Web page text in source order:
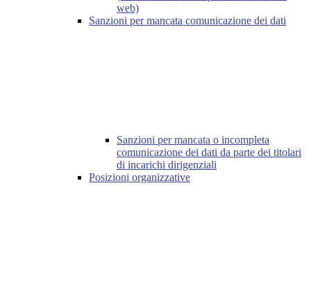
web)
Sanzioni per mancata comunicazione dei dati
Sanzioni per mancata o incompleta
comunicazione dei dati da parte dei titolari
di incarichi dirigenziali
Posizioni organizzative